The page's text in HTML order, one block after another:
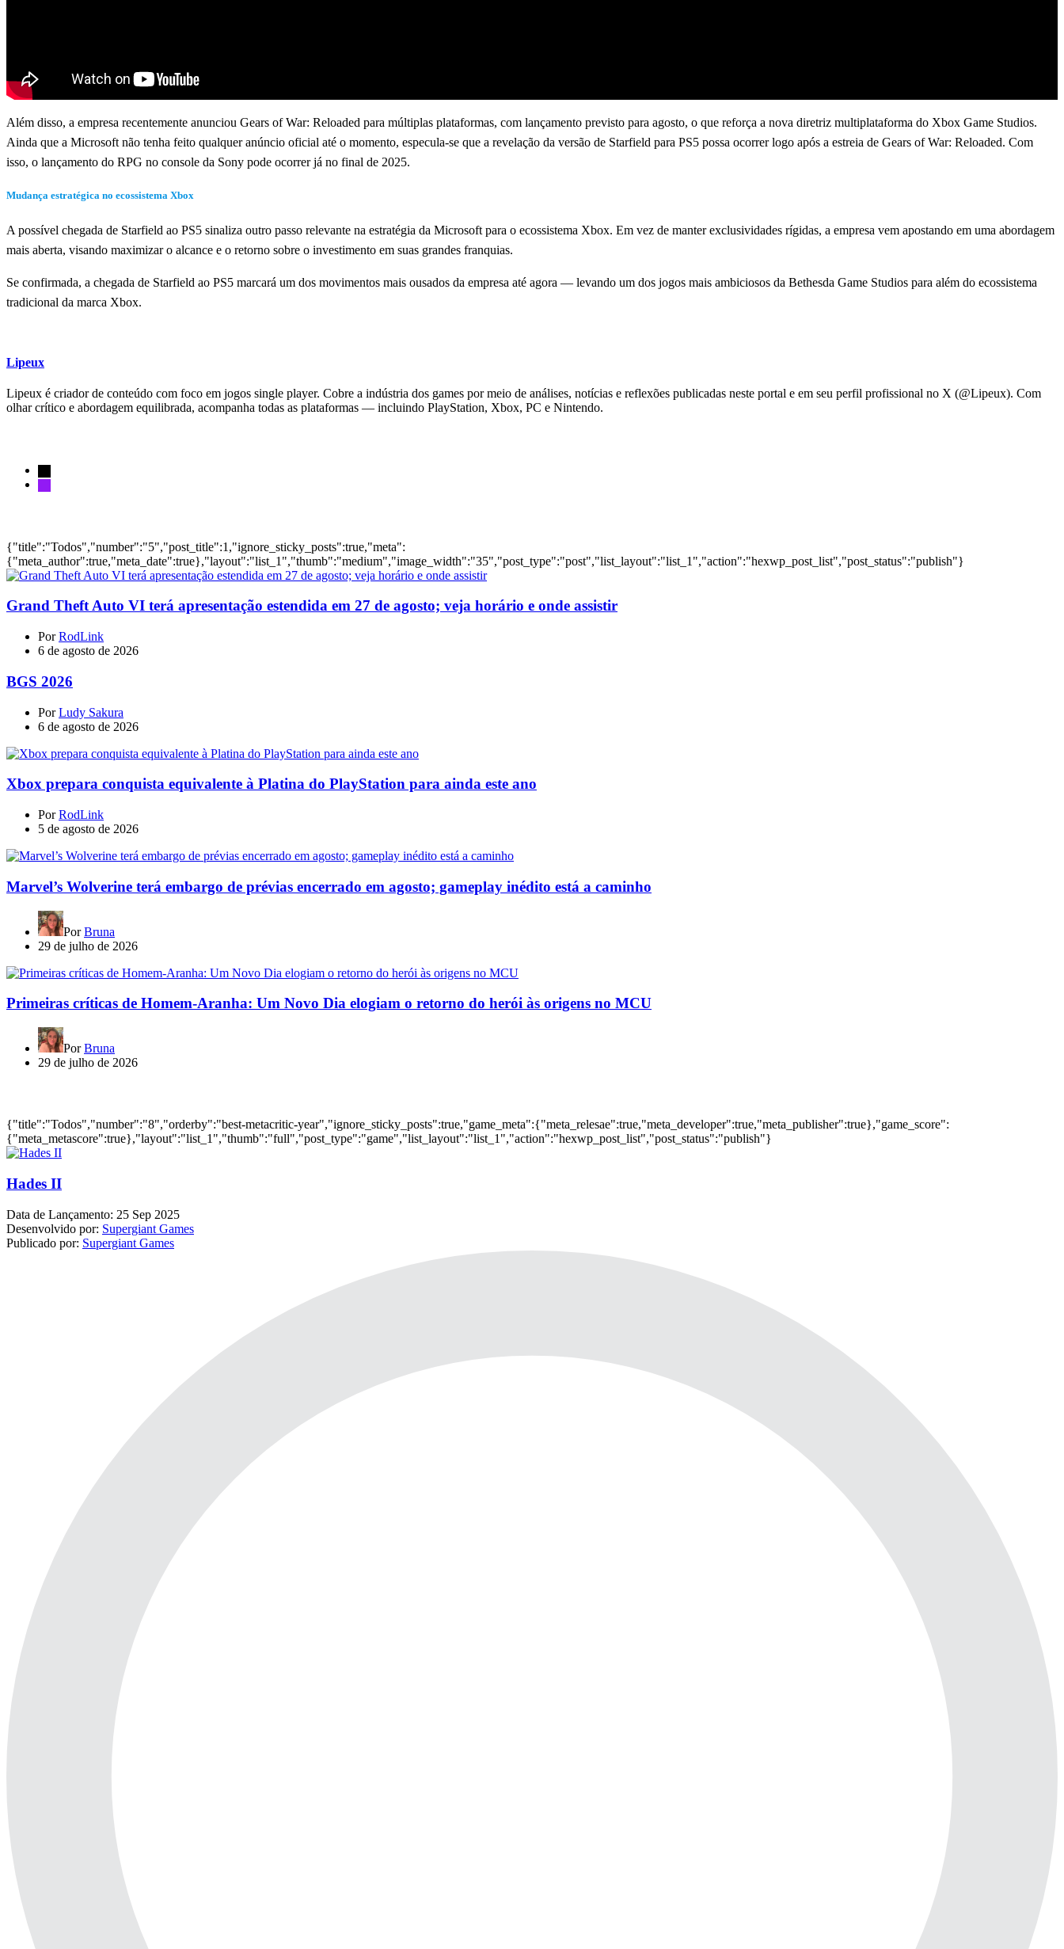
Além disso, a empresa recentemente anunciou Gears of War: Reloaded para múltiplas plataformas, com lançamento previsto para agosto, o que reforça a nova diretriz multiplataforma do Xbox Game Studios.
Ainda que a Microsoft não tenha feito qualquer anúncio oficial até o momento, especula-se que a revelação da versão de Starfield para PS5 possa ocorrer logo após a estreia de Gears of War: Reloaded. Com
isso, o lançamento do RPG no console da Sony pode ocorrer já no final de 2025.
Mudança estratégica no ecossistema Xbox
A possível chegada de Starfield ao PS5 sinaliza outro passo relevante na estratégia da Microsoft para o ecossistema Xbox. Em vez de manter exclusividades rígidas, a empresa vem apostando em uma abordagem
mais aberta, visando maximizar o alcance e o retorno sobre o investimento em suas grandes franquias.
Se confirmada, a chegada de Starfield ao PS5 marcará um dos movimentos mais ousados da empresa até agora — levando um dos jogos mais ambiciosos da Bethesda Game Studios para além do ecossistema
tradicional da marca Xbox.
Lipeux
Lipeux é criador de conteúdo com foco em jogos single player. Cobre a indústria dos games por meio de análises, notícias e reflexões publicadas neste portal e em seu perfil profissional no X (@Lipeux). Com
olhar crítico e abordagem equilibrada, acompanha todas as plataformas — incluindo PlayStation, Xbox, PC e Nintendo.
{"title":"Todos","number":"5","post_title":1,"ignore_sticky_posts":true,"meta":
{"meta_author":true,"meta_date":true},"layout":"list_1","thumb":"medium","image_width":"35","post_type":"post","list_layout":"list_1","action":"hexwp_post_list","post_status":"publish"}
Grand Theft Auto VI terá apresentação estendida em 27 de agosto; veja horário e onde assistir
PorRodLink
6 de agosto de 2026
BGS 2026
PorLudy Sakura
6 de agosto de 2026
Xbox prepara conquista equivalente à Platina do PlayStation para ainda este ano
PorRodLink
5 de agosto de 2026
Marvel’s Wolverine terá embargo de prévias encerrado em agosto; gameplay inédito está a caminho
PorBruna
29 de julho de 2026
Primeiras críticas de Homem-Aranha: Um Novo Dia elogiam o retorno do herói às origens no MCU
PorBruna
29 de julho de 2026
{"title":"Todos","number":"8","orderby":"best-metacritic-year","ignore_sticky_posts":true,"game_meta":{"meta_relesae":true,"meta_developer":true,"meta_publisher":true},"game_score":
{"meta_metascore":true},"layout":"list_1","thumb":"full","post_type":"game","list_layout":"list_1","action":"hexwp_post_list","post_status":"publish"}
Hades II
Data de Lançamento: 25 Sep 2025
Desenvolvido por: Supergiant Games
Publicado por: Supergiant Games